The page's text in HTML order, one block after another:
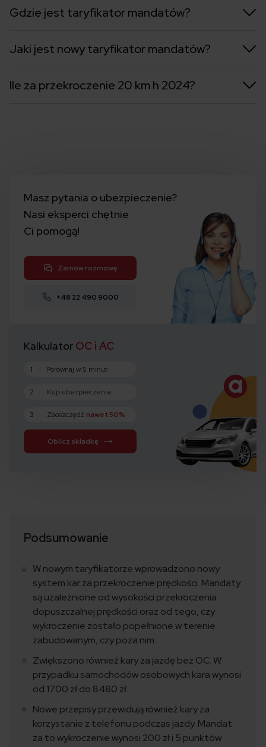
Gdzie jest taryfikator mandatów?
Jaki jest nowy taryfikator mandatów?
Ile za przekroczenie 20 km h 2024?
Masz pytania o ubezpieczenie?
Nasi eksperci chętnie
Ci pomogą!
Zamów rozmowę
+48 22 490 9000
Kalkulator OC i AC
1 Porównaj w 5 minut
2 Kup ubezpieczenie
3 Zaoszczędź nawet 50%
Oblicz składkę
Podsumowanie
W nowym taryfikatorze wprowadzono nowy
system kar za przekroczenie prędkości. Mandaty
są uzależnione od wysokości przekroczenia
dopuszczalnej prędkości oraz od tego, czy
wykroczenie zostało popełnione w terenie
zabudowanym, czy poza nim.
Zwiększono również kary za jazdę bez OC. W
przypadku samochodów osobowych kara wynosi
od 1700 zł do 8480 zł.
Nowe przepisy przewidują również kary za
korzystanie z telefonu podczas jazdy. Mandat
za to wykroczenie wynosi 200 zł i 5 punktów